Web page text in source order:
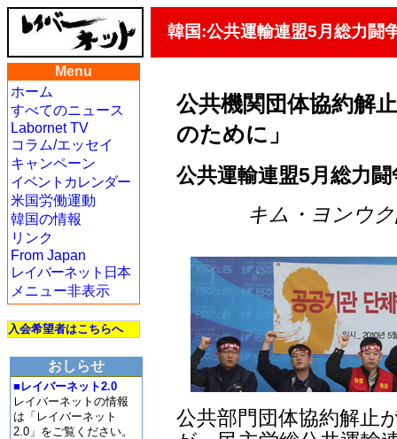
韓国:公共運輸連盟5月総力闘
Menu
ホーム
すべてのニュース
Labornet TV
コラム/エッセイ
キャンペーン
イベントカレンダー
米国労働運動
韓国の情報
リンク
From Japan
レイバーネット日本
メニュー非表示
入会希望者はこちらへ
おしらせ
■レイバーネット2.0
レイバーネットの情報
は「レイバーネット
2.0」をご覧ください。
公共機関団体協約解
のために」
公共運輸連盟5月総力
キム・ヨンウ
公共部門団体協約解止